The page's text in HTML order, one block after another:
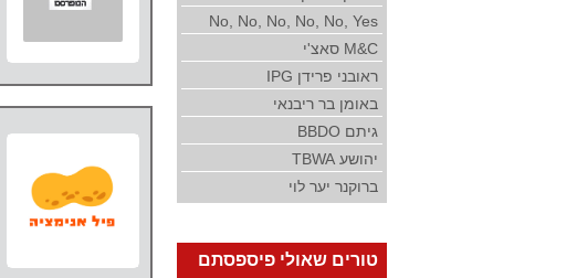
No, No, No, No, No, Yes
M&C סאצ'י
ראובני פרידן IPG
באומן בר ריבנאי
גיתם BBDO
יהושע TBWA
ברוקנר יער לוי
טורים שאולי פיספסתם